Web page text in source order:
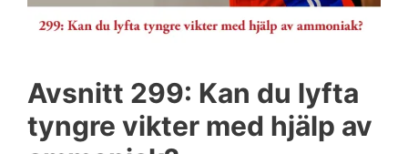
Avsnitt 299: Kan du lyfta
tyngre vikter med hjälp av